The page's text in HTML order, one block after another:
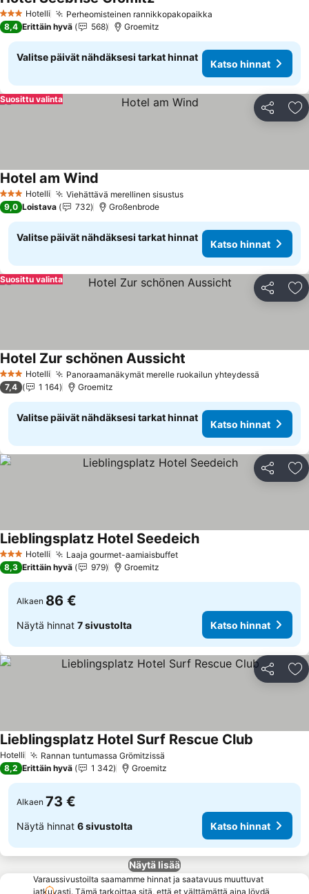
3 Tähtiluokitus
Hotelli Perheomisteinen rannikkopakopaikka
8,4 Erittäin hyvä 568 Groemitz
Valitse päivät nähdäksesi tarkat hinnat
Katso hinnat
Jaa
Suosittu valinta
3 Tähtiluokitus
Hotelli Viehättävä merellinen sisustus
Hotel am Wind
9,0 Loistava 732 Großenbrode
Valitse päivät nähdäksesi tarkat hinnat
Katso hinnat
Jaa
Suosittu valinta
3 Tähtiluokitus
Hotelli Panoraamanäkymät merelle ruokailun yhteydessä
Hotel Zur schönen Aussicht
7,4 1 164 Groemitz
Valitse päivät nähdäksesi tarkat hinnat
Katso hinnat
Jaa
3 Tähtiluokitus
Hotelli Laaja gourmet-aamiaisbuffet
Lieblingsplatz Hotel Seedeich
8,3 Erittäin hyvä 979 Groemitz
Alkaen 86 €
Näytä hinnat 7 sivustolta Katso hinnat
Jaa
Hotelli Rannan tuntumassa Grömitzissä
Lieblingsplatz Hotel Surf Rescue Club
8,2 Erittäin hyvä 1 342 Groemitz
Alkaen 73 €
Näytä hinnat 6 sivustolta Katso hinnat
Näytä lisää
Varaussivustoilta saamamme hinnat ja saatavuus muuttuvat
jatkuvasti. Tämä tarkoittaa sitä, että et välttämättä aina löydä